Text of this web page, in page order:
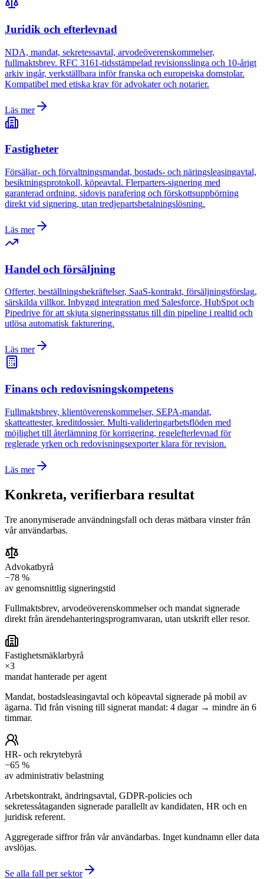
Juridik och efterlevnad
NDA, mandat, sekretessavtal, arvodeöverenskommelser,
fullmaktsbrev. RFC 3161-tidsstämpelad revisionsslinga och 10-årigt
arkiv ingår, verkställbara inför franska och europeiska domstolar.
Kompatibel med etiska krav för advokater och notarier.
Läs mer
Fastigheter
Försäljar- och förvaltningsmandat, bostads- och näringsleasingavtal,
besiktningsprotokoll, köpeavtal. Flerparters-signering med
garanterad ordning, sidovis parafering och förskottsuppbörning
direkt vid signering, utan tredjepartsbetalningslösning.
Läs mer
Handel och försäljning
Offerter, beställningsbekräftelser, SaaS-kontrakt, försäljningsförslag,
särskilda villkor. Inbyggd integration med Salesforce, HubSpot och
Pipedrive för att skjuta signeringsstatus till din pipeline i realtid och
utlösa automatisk fakturering.
Läs mer
Finans och redovisningskompetens
Fullmaktsbrev, klientöverenskommelser, SEPA-mandat,
skatteattester, kreditdossier. Multi-valideringarbetsflöden med
möjlighet till återlämning för korrigering, regelefterlevnad för
reglerade yrken och redovisningsexporter klara för revision.
Läs mer
Konkreta, verifierbara resultat
Tre anonymiserade användningsfall och deras mätbara vinster från
vår användarbas.
Advokatbyrå
−78 %
av genomsnittlig signeringstid
Fullmaktsbrev, arvodeöverenskommelser och mandat signerade
direkt från ärendehanteringsprogramvaran, utan utskrift eller resor.
Fastighetsmäklarbyrå
×3
mandat hanterade per agent
Mandat, bostadsleasingavtal och köpeavtal signerade på mobil av
ägarna. Tid från visning till signerat mandat: 4 dagar → mindre än 6
timmar.
HR- och rekrytebyrå
−65 %
av administrativ belastning
Arbetskontrakt, ändringsavtal, GDPR-policies och
sekretessåtaganden signerade parallellt av kandidaten, HR och en
juridisk referent.
Aggregerade siffror från vår användarbas. Inget kundnamn eller data
avslöjas.
Se alla fall per sektor